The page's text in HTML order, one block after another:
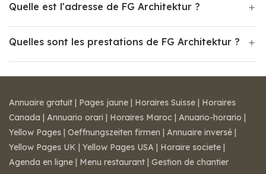
Quelle est l'adresse de FG Architektur ?
Quelles sont les prestations de FG Architektur ?
Annuaire gratuit | Pages jaune | Horaires Suisse | Horaires
Canada | Annuario orari | Horaires Maroc | Anuario-horario |
Yellow Pages | Oeffnungszeiten firmen | Annuaire inversé |
Yellow Pages UK | Yellow Pages USA | Horaire societe |
Agenda en ligne | Menu restaurant | Gestion de chantier